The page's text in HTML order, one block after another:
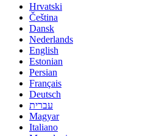
Hrvatski
Čeština
Dansk
Nederlands
English
Estonian
Persian
Français
Deutsch
עברית
Magyar
Italiano